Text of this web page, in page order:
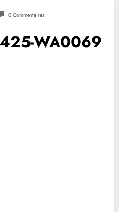
0 Commentaires
WA0069